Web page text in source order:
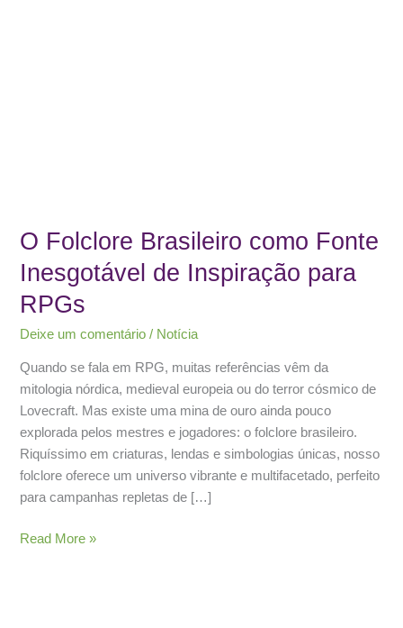
O Folclore Brasileiro como Fonte
Inesgotável de Inspiração para
RPGs
Deixe um comentário / Notícia
Quando se fala em RPG, muitas referências vêm da
mitologia nórdica, medieval europeia ou do terror cósmico de
Lovecraft. Mas existe uma mina de ouro ainda pouco
explorada pelos mestres e jogadores: o folclore brasileiro.
Riquíssimo em criaturas, lendas e simbologias únicas, nosso
folclore oferece um universo vibrante e multifacetado, perfeito
para campanhas repletas de […]
O
Read More »